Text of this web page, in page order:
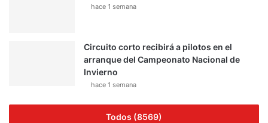
hace 1 semana
Circuito corto recibirá a pilotos en el
arranque del Campeonato Nacional de
Invierno
hace 1 semana
Todos (8569)